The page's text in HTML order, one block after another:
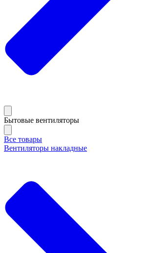
Бытовые вентиляторы
Все товары
Вентиляторы накладные